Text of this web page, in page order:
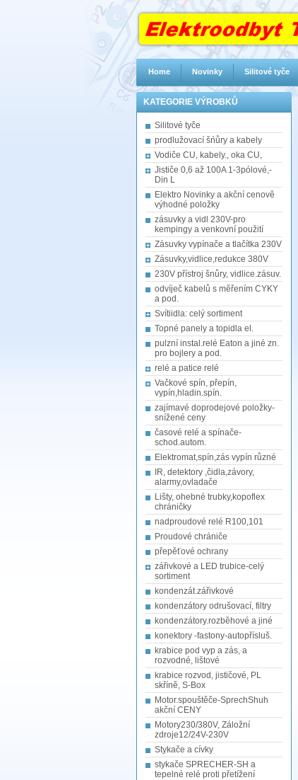
KATEGORIE VÝROBKŮ
Silitové tyče
prodlužovací šńůry a kabely
Vodiče CU, kabely., oka CU,
Jističe 0,6 až 100A 1-3pólové,-
Din L
Elektro Novinky a akční cenově
výhodné položky
zásuvky a vidl 230V-pro
kempingy a venkovní použití
Zásuvky vypínače a tlačítka 230V
Zásuvky,vidlice,redukce 380V
230V přístroj šnůry, vidlice.zásuv.
odvíječ kabelů s měřením CYKY
a pod.
Svítiidla: celý sortiment
Topné panely a topidla el.
pulzní instal.relé Eaton a jiné zn.
pro bojlery a pod.
relé a patice relé
Vačkové spín, přepín,
vypín,hladin.spín.
zajímavé doprodejové položky-
snížené ceny
časové relé a spínače-
schod.autom.
Elektromat,spín,zás vypín různé
IR, detektory ,čidla,závory,
alarmy,ovladače
Lišty, ohebné trubky,kopoflex
chráničky
nadproudové relé R100,101
Proudové chrániče
přepěťové ochrany
zářivkové a LED trubice-celý
sortiment
kondenzát.zářivkové
kondenzátory odrušovací, filtry
kondenzátory.rozběhové a jiné
konektory -fastony-autopřísluš.
krabice pod vyp a zás, a
rozvodné, lištové
krabice rozvod, jističové, PL
skříně, S-Box
Motor.spouštěče-SprechShuh
akční CENY
Motory230/380V, Záložní
zdroje12/24V-230V
Stykače a cívky
stykače SPRECHER-SH a
tepelné relé proti přetížení
Home Novinky Silitové tyče